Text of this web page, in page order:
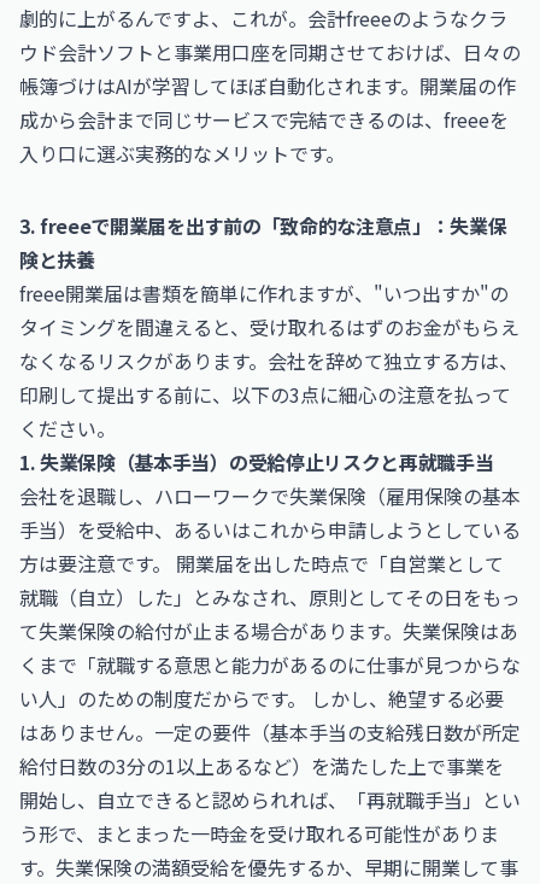
劇的に上がるんですよ、これが。会計freeeのようなクラ
ウド会計ソフトと事業用口座を同期させておけば、日々の
帳簿づけはAIが学習してほぼ自動化されます。開業届の作
成から会計まで同じサービスで完結できるのは、freeeを
入り口に選ぶ実務的なメリットです。
3. freeeで開業届を出す前の「致命的な注意点」：失業保
険と扶養
freee開業届は書類を簡単に作れますが、"いつ出すか"の
タイミングを間違えると、受け取れるはずのお金がもらえ
なくなるリスクがあります。会社を辞めて独立する方は、
印刷して提出する前に、以下の3点に細心の注意を払って
ください。
1. 失業保険（基本手当）の受給停止リスクと再就職手当
会社を退職し、ハローワークで失業保険（雇用保険の基本
手当）を受給中、あるいはこれから申請しようとしている
方は要注意です。 開業届を出した時点で「自営業として
就職（自立）した」とみなされ、原則としてその日をもっ
て失業保険の給付が止まる場合があります。失業保険はあ
くまで「就職する意思と能力があるのに仕事が見つからな
い人」のための制度だからです。 しかし、絶望する必要
はありません。一定の要件（基本手当の支給残日数が所定
給付日数の3分の1以上あるなど）を満たした上で事業を
開始し、自立できると認められれば、「再就職手当」とい
う形で、まとまった一時金を受け取れる可能性がありま
す。失業保険の満額受給を優先するか、早期に開業して事